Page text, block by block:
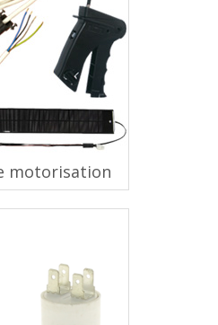
motorisation